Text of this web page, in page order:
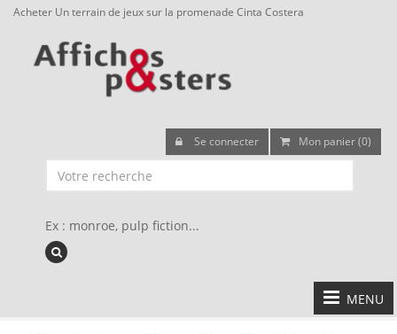
Acheter Un terrain de jeux sur la promenade Cinta Costera
Se connecter Mon panier (0)
Ex : monroe, pulp fiction...
MENU